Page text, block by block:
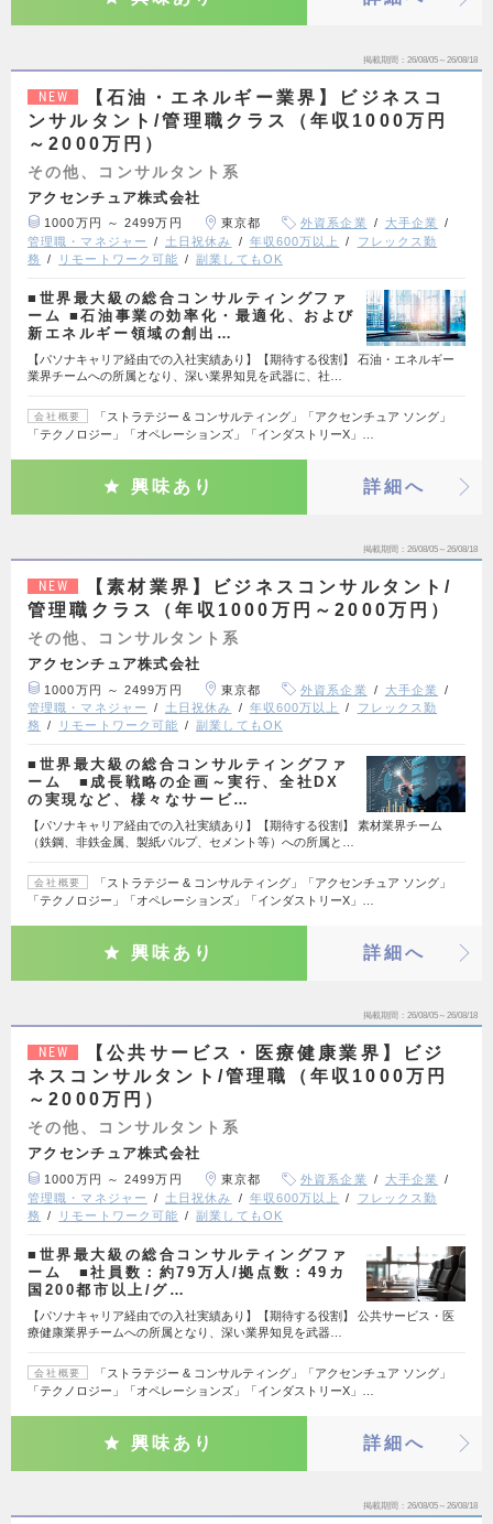
掲載期間 26/08/05～26/08/18
NEW
【石油・エネルギー業界】ビジネスコ
ンサルタント/管理職クラス（年収1000万円
～2000万円）
その他、コンサルタント系
アクセンチュア株式会社
1000万円 ～ 2499万円 東京都 外資系企業
大手企業
管理職・マネジャー
土日祝休み 年収600万以上
フレックス勤
務
リモートワーク可能 副業してもOK
■世界最大級の総合コンサルティングファ
ーム ■石油事業の効率化・最適化、および
新エネルギー領域の創出…
【パソナキャリア経由での入社実績あり】【期待する役割】 石油・エネルギー
業界チームへの所属となり、深い業界知見を武器に、社…
会社概要
「ストラテジー & コンサルティング」「アクセンチュア ソング」
「テクノロジー」「オペレーションズ」「インダストリーX」…
興味あり 詳細へ
掲載期間 26/08/05～26/08/18
NEW
【素材業界】ビジネスコンサルタント/
管理職クラス（年収1000万円～2000万円）
その他、コンサルタント系
アクセンチュア株式会社
1000万円 ～ 2499万円 東京都 外資系企業
大手企業
管理職・マネジャー
土日祝休み 年収600万以上
フレックス勤
務
リモートワーク可能 副業してもOK
■世界最大級の総合コンサルティングファ
ーム ■成長戦略の企画～実行、全社DX
の実現など、様々なサービ…
【パソナキャリア経由での入社実績あり】【期待する役割】 素材業界チーム
（鉄鋼、非鉄金属、製紙パルプ、セメント等）への所属と…
会社概要
「ストラテジー & コンサルティング」「アクセンチュア ソング」
「テクノロジー」「オペレーションズ」「インダストリーX」…
興味あり 詳細へ
掲載期間 26/08/05～26/08/18
NEW
【公共サービス・医療健康業界】ビジ
ネスコンサルタント/管理職（年収1000万円
～2000万円）
その他、コンサルタント系
アクセンチュア株式会社
1000万円 ～ 2499万円 東京都 外資系企業
大手企業
管理職・マネジャー
土日祝休み 年収600万以上
フレックス勤
務
リモートワーク可能 副業してもOK
■世界最大級の総合コンサルティングファ
ーム ■社員数：約79万人/拠点数：49カ
国200都市以上/グ…
【パソナキャリア経由での入社実績あり】【期待する役割】 公共サービス・医
療健康業界チームへの所属となり、深い業界知見を武器…
会社概要
「ストラテジー & コンサルティング」「アクセンチュア ソング」
「テクノロジー」「オペレーションズ」「インダストリーX」…
興味あり 詳細へ
掲載期間 26/08/05～26/08/18